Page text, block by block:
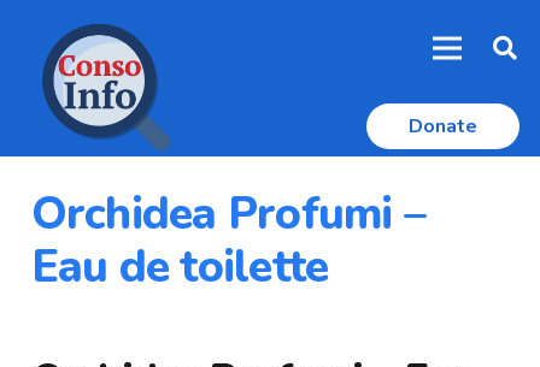
Donate
Orchidea Profumi –
Eau de toilette